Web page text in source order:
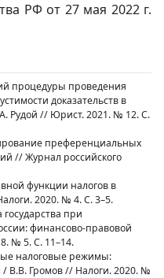
РФ от 27 мая 2022 г.
процедуры проведения
доказательств в
Рудой // Юрист. 2021. № 12. С.
преференциальных
// Журнал российского
функции налогов в
2020. № 4. С. 3–5.
при
финансово-правовой
№ 5. С. 11–14.
налоговые режимы:
В.В. Громов // Налоги. 2020. №